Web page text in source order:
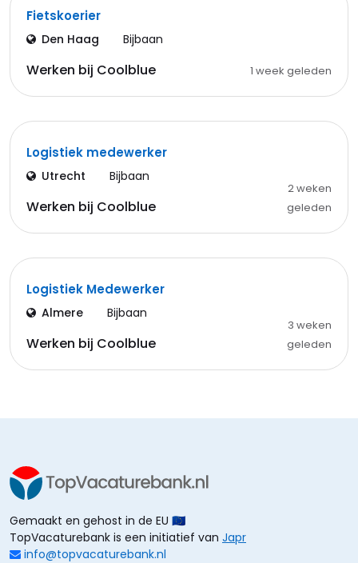
Fietskoerier
Den Haag Bijbaan
Werken bij Coolblue 1 week geleden
Logistiek medewerker
Utrecht Bijbaan
Werken bij Coolblue
2 weken
geleden
Logistiek Medewerker
Almere Bijbaan
Werken bij Coolblue
3 weken
geleden
Gemaakt en gehost in de EU 🇪🇺
TopVacaturebank is een initiatief van Japr
info@topvacaturebank.nl